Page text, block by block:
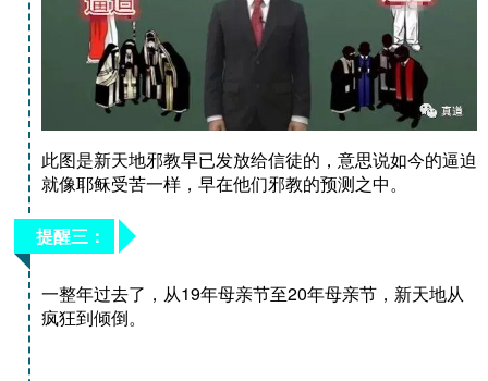
此图是新天地邪教早已发放给信徒的，意思说如今的逼迫
就像耶稣受苦一样，早在他们邪教的预测之中。
提醒三：
一整年过去了，从19年母亲节至20年母亲节，新天地从
疯狂到倾倒。